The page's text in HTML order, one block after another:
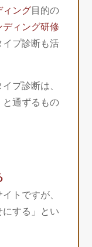
ィング目的の
ィング研修
プ診断も活
プ診断は、
と通ずるもの
トですが、
にする」とい